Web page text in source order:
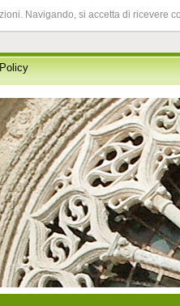
Navigando, si accetta di ricevere